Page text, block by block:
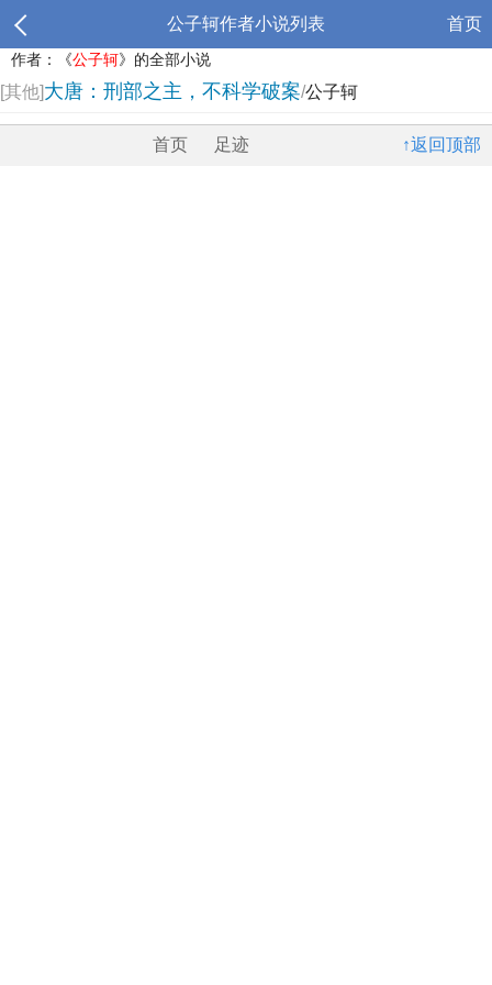
公子轲作者小说列表 首页
作者：《公子轲》的全部小说
[其他]大唐：刑部之主，不科学破案/公子轲
↑返回顶部
首页 足迹